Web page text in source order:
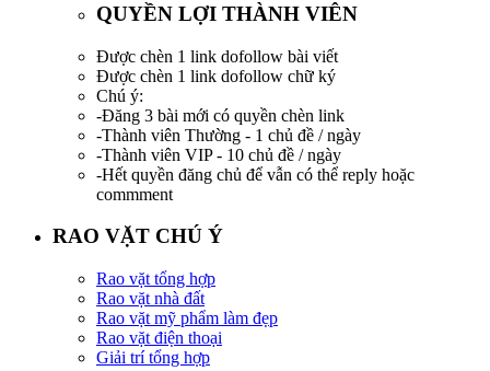
QUYỀN LỢI THÀNH VIÊN
Được chèn 1 link dofollow bài viết
Được chèn 1 link dofollow chữ ký
Chú ý:
-Đăng 3 bài mới có quyền chèn link
-Thành viên Thường - 1 chủ đề / ngày
-Thành viên VIP - 10 chủ đề / ngày
-Hết quyền đăng chủ để vẫn có thể reply hoặc
commment
RAO VẶT CHÚ Ý
Rao vặt tổng hợp
Rao vặt nhà đất
Rao vặt mỹ phẩm làm đẹp
Rao vặt điện thoại
Giải trí tổng hợp